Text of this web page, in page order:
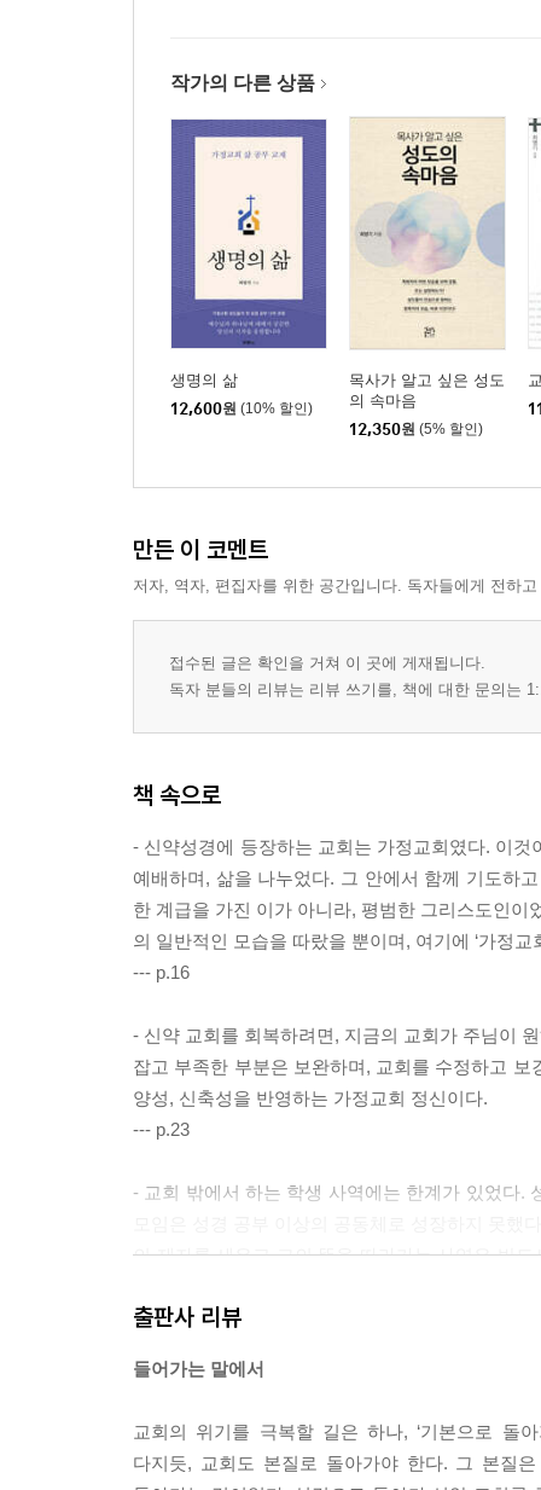
3. 영혼 구원의 목적과 신앙 전수
4. 전부를 바쳐 해야 할 가치 있는 사역
6부 추락하는 한국 교회, 가정교회가 대안이다
1. 신약 교회의 회복이 해법이다
2. 이 시대의 교회 생존 전략
3. 지혜로운 목회, 치열한 목회
_ 가정교회, 예수님이 꿈꾸신 교회
작가의 다른 상품
생명의 삶
12,600원 (10% 할인)
목사가 알고 싶은 성도
의 속마음
12,350원 (5% 할인)
만든 이 코멘트
저자, 역자, 편집자를 위한 공간입니다. 독자들에게 전하
접수된 글은 확인을 거쳐 이 곳에 게재됩니다.
독자 분들의 리뷰는 리뷰 쓰기를, 책에 대한 문의는
책 속으로
- 신약성경에 등장하는 교회는 가정교회였다. 이
예배하며, 삶을 나누었다. 그 안에서 함께 기도하
한 계급을 가진 이가 아니라, 평범한 그리스도인
의 일반적인 모습을 따랐을 뿐이며, 여기에 ‘가정교
--- p.16
- 신약 교회를 회복하려면, 지금의 교회가 주님이
잡고 부족한 부분은 보완하며, 교회를 수정하고
양성, 신축성을 반영하는 가정교회 정신이다.
--- p.23
- 교회 밖에서 하는 학생 사역에는 한계가 있었다.
의 제자를 세우고 그의 뜻을 따라가는 사역은 반
--- p.44
- 내 은퇴 후의 꿈은 휴스턴 서울교회로 돌아가 ‘
러나 가정교회에서는 은퇴한 목사도 평신도로서
--- p.63
출판사 리뷰
들어가는 말에서
교회의 위기를 극복할 길은 하나, ‘기본으로 돌
다지듯, 교회도 본질로 돌아가야 한다. 그 본질